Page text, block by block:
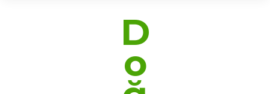
D
o